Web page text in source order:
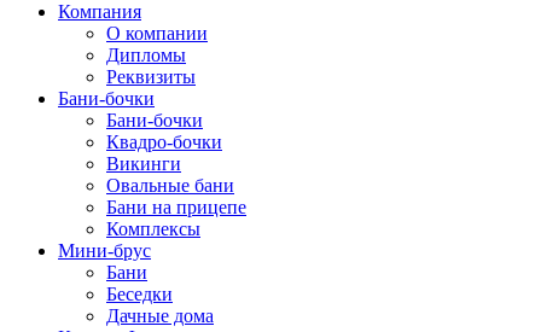
Компания
О компании
Дипломы
Реквизиты
Бани-бочки
Бани-бочки
Квадро-бочки
Викинги
Овальные бани
Бани на прицепе
Комплексы
Мини-брус
Бани
Беседки
Дачные дома